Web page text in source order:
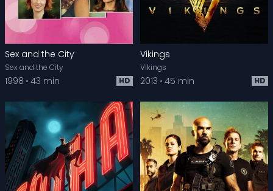
Sex and the City
Sex and the City
1998 43 min HD
Vikings
Vikings
2013 45 min HD